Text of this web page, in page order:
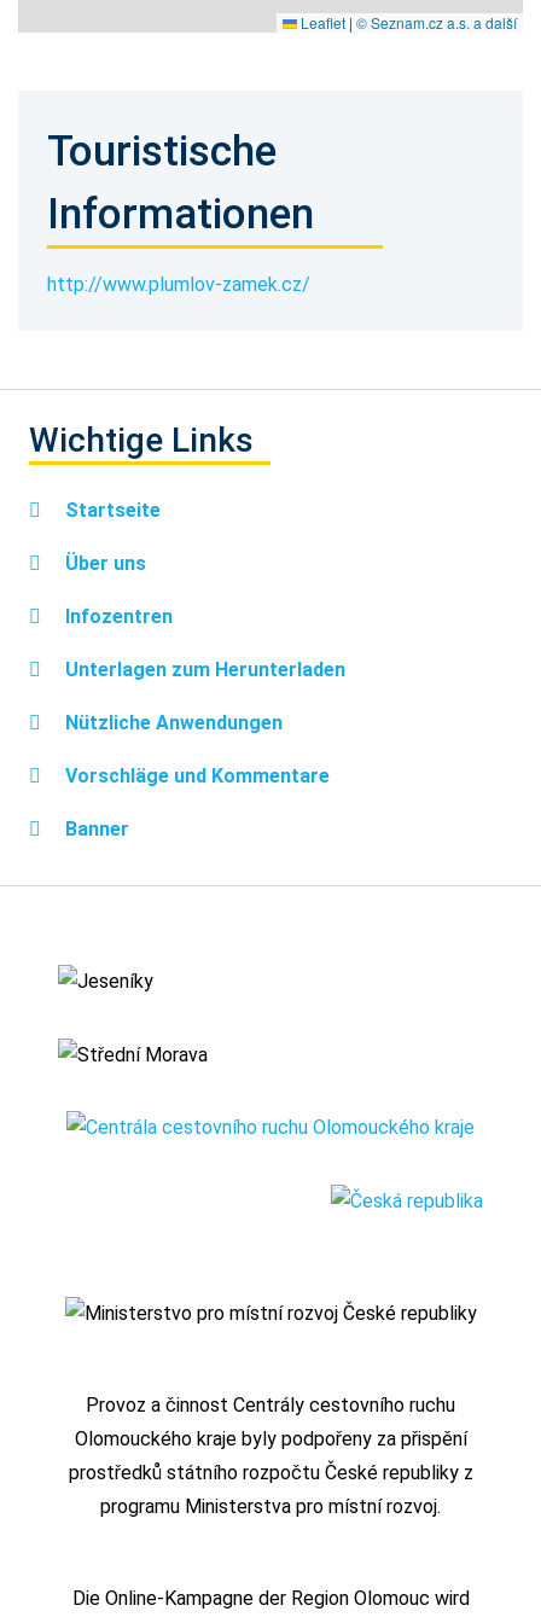
Leaflet | © Seznam.cz a.s. a další
Touristische
Informationen
http://www.plumlov-zamek.cz/
Wichtige Links
Startseite
Über uns
Infozentren
Unterlagen zum Herunterladen
Nützliche Anwendungen
Vorschläge und Kommentare
Banner
Provoz a činnost Centrály cestovního ruchu
Olomouckého kraje byly podpořeny za přispění
prostředků státního rozpočtu České republiky z
programu Ministerstva pro místní rozvoj.
Die Online-Kampagne der Region Olomouc wird